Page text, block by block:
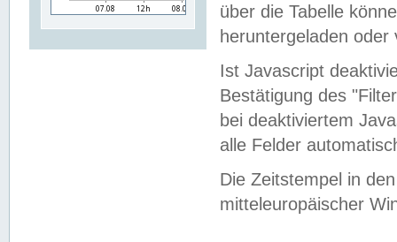
über die Tabelle
heruntergeladen oder
Ist Javascript
Bestätigung des
bei deaktiviertem
alle Felder
Die Zeitstempel in
mitteleuropäischer